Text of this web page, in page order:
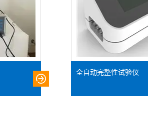
全自动完整性试验仪